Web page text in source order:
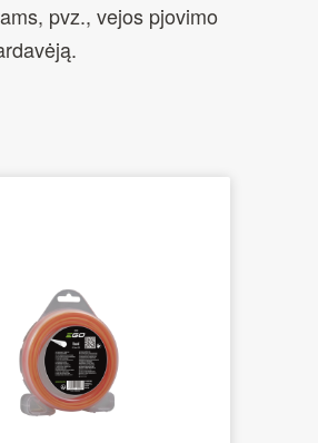
pvz., vejos pjovimo